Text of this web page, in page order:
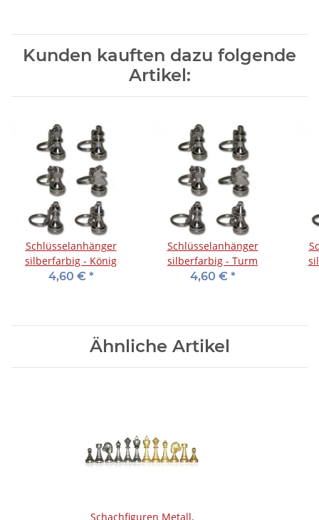
Kunden kauften dazu folgende
Artikel:
Schlüsselanhänger
silberfarbig - König
4,60 € *
Schlüsselanhänger
silberfarbig - Turm
4,60 € *
Ähnliche Artikel
Schachfiguren Metall,